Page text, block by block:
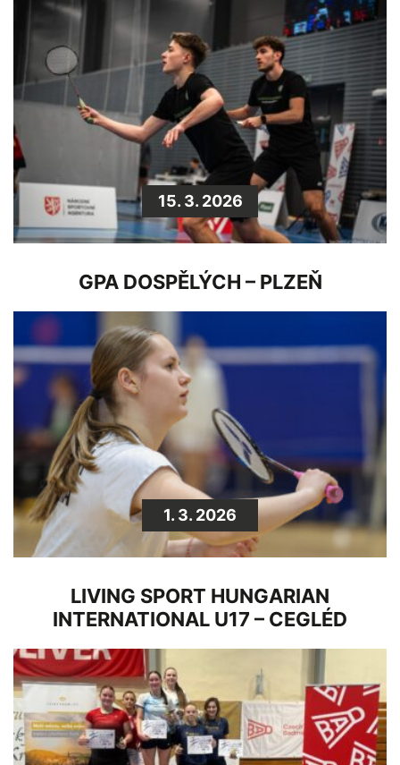
15. 3. 2026
GPA DOSPĚLÝCH – PLZEŇ
1. 3. 2026
LIVING SPORT HUNGARIAN
INTERNATIONAL U17 – CEGLÉD